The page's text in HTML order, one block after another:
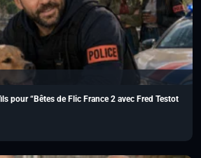
pour “Bêtes de Flic France 2 avec Fred Testot